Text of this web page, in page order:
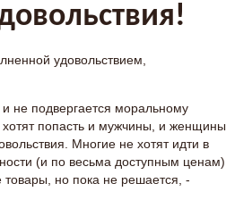
удовольствием,
не подвергается моральному
попасть и мужчины, и женщины,
Многие не хотят идти в
(и по весьма доступным ценам)
но пока не решается, -